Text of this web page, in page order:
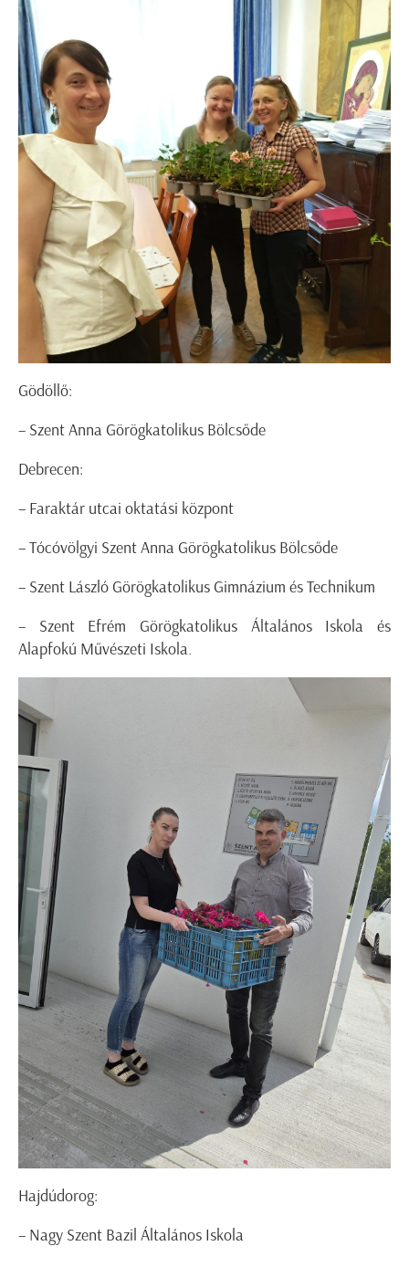
Gödöllő:
– Szent Anna Görögkatolikus Bölcsőde
Debrecen:
– Faraktár utcai oktatási központ
– Tócóvölgyi Szent Anna Görögkatolikus Bölcsőde
– Szent László Görögkatolikus Gimnázium és Technikum
– Szent Efrém Görögkatolikus Általános Iskola és
Alapfokú Művészeti Iskola.
Hajdúdorog:
– Nagy Szent Bazil Általános Iskola